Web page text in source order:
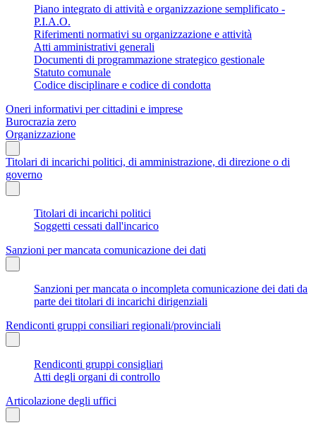
Piano integrato di attività e organizzazione semplificato -
P.I.A.O.
Riferimenti normativi su organizzazione e attività
Atti amministrativi generali
Documenti di programmazione strategico gestionale
Statuto comunale
Codice disciplinare e codice di condotta
Oneri informativi per cittadini e imprese
Burocrazia zero
Organizzazione
Titolari di incarichi politici, di amministrazione, di direzione o di
governo
Titolari di incarichi politici
Soggetti cessati dall'incarico
Sanzioni per mancata comunicazione dei dati
Sanzioni per mancata o incompleta comunicazione dei dati da
parte dei titolari di incarichi dirigenziali
Rendiconti gruppi consiliari regionali/provinciali
Rendiconti gruppi consigliari
Atti degli organi di controllo
Articolazione degli uffici